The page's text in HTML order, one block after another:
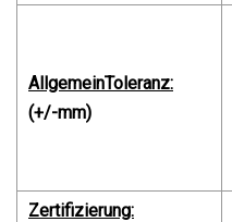
AllgemeinToleranz:
(+/-mm)
Zertifizierung: